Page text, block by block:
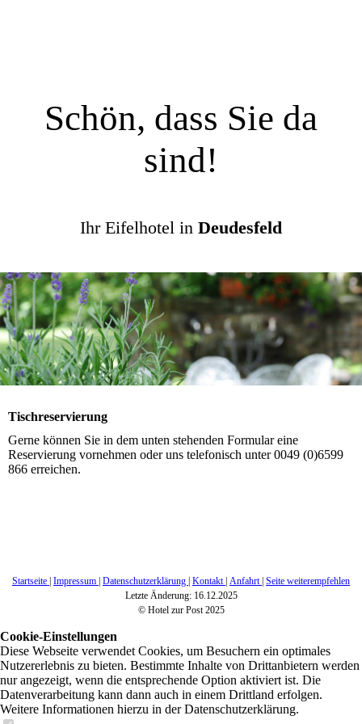
Schön, dass Sie da
sind!
Ihr Eifelhotel in Deudesfeld
Tischreservierung
Gerne können Sie in dem unten stehenden Formular eine
Reservierung vornehmen oder uns telefonisch unter 0049 (0)6599
866 erreichen.
Startseite Impressum Datenschutzerklärung Kontakt Anfahrt Seite weiterempfehlen
Letzte Änderung: 16.12.2025
© Hotel zur Post 2025
Cookie-Einstellungen
Diese Webseite verwendet Cookies, um Besuchern ein optimales
Nutzererlebnis zu bieten. Bestimmte Inhalte von Drittanbietern werden
nur angezeigt, wenn die entsprechende Option aktiviert ist. Die
Datenverarbeitung kann dann auch in einem Drittland erfolgen.
Weitere Informationen hierzu in der Datenschutzerklärung.